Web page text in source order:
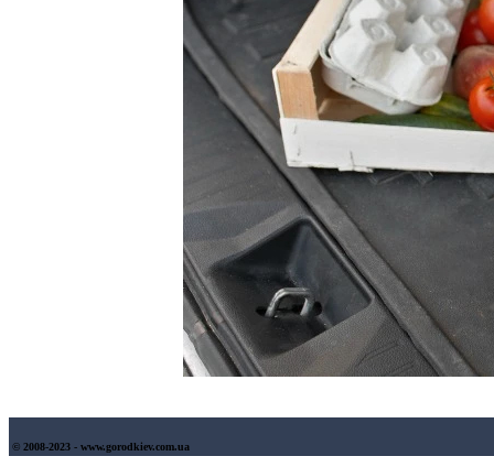
© 2008-2023 - www.gorodkiev.com.ua